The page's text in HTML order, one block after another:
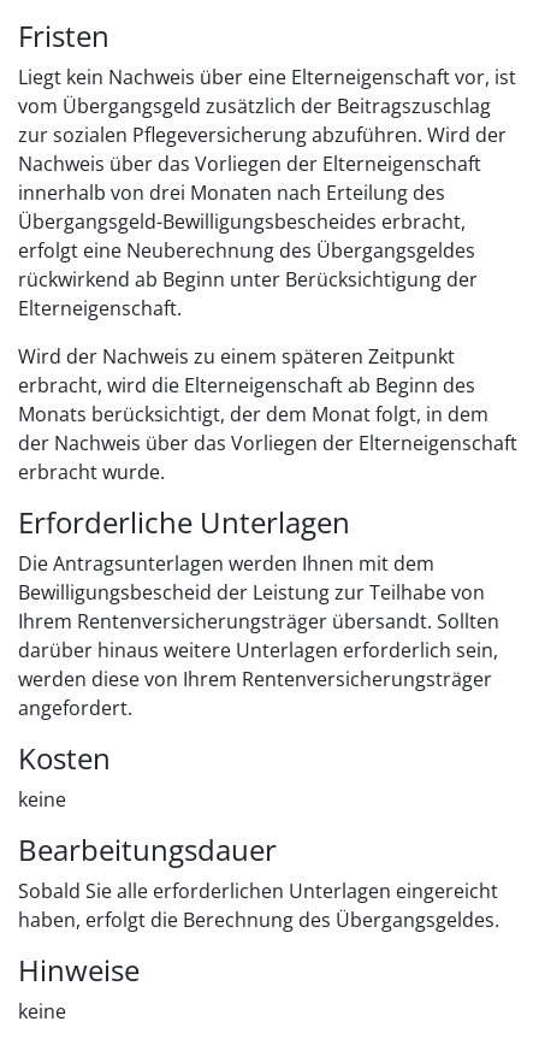
Fristen
Liegt kein Nachweis über eine Elterneigenschaft vor, ist
vom Übergangsgeld zusätzlich der Beitragszuschlag
zur sozialen Pflegeversicherung abzuführen. Wird der
Nachweis über das Vorliegen der Elterneigenschaft
innerhalb von drei Monaten nach Erteilung des
Übergangsgeld-Bewilligungsbescheides erbracht,
erfolgt eine Neuberechnung des Übergangsgeldes
rückwirkend ab Beginn unter Berücksichtigung der
Elterneigenschaft.
Wird der Nachweis zu einem späteren Zeitpunkt
erbracht, wird die Elterneigenschaft ab Beginn des
Monats berücksichtigt, der dem Monat folgt, in dem
der Nachweis über das Vorliegen der Elterneigenschaft
erbracht wurde.
Erforderliche Unterlagen
Die Antragsunterlagen werden Ihnen mit dem
Bewilligungsbescheid der Leistung zur Teilhabe von
Ihrem Rentenversicherungsträger übersandt. Sollten
darüber hinaus weitere Unterlagen erforderlich sein,
werden diese von Ihrem Rentenversicherungsträger
angefordert.
Kosten
keine
Bearbeitungsdauer
Sobald Sie alle erforderlichen Unterlagen eingereicht
haben, erfolgt die Berechnung des Übergangsgeldes.
Hinweise
keine